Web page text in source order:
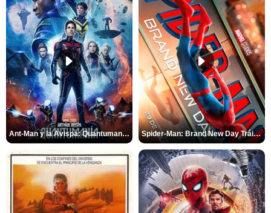
Ant-Man y la Avispa: Quantumanía Tráiler (2) Spider-Man: Brand New Day Tráiler (3)